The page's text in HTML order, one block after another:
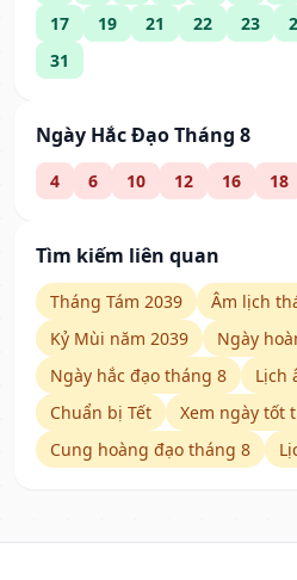
17
19 21 22 23
31
Ngày Hắc Đạo Tháng 8
4 6 10 12 16 18
Tìm kiếm liên quan
Tháng Tám 2039
Âm lịch
Kỷ Mùi năm 2039
Ngày
Ngày hắc đạo tháng 8
Lịch
Chuẩn bị Tết
Xem ngày tốt
Cung hoàng đạo tháng 8